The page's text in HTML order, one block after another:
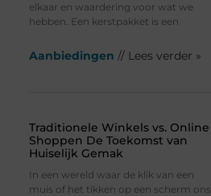
elkaar en waardering voor wat we
hebben. Een kerstpakket is een
Aanbiedingen // Lees verder »
Traditionele Winkels vs. Online
Shoppen De Toekomst van
Huiselijk Gemak
In een wereld waar de klik van een
muis of het tikken op een scherm ons